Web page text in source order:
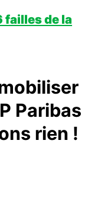
failles de la
Paribas
rien !